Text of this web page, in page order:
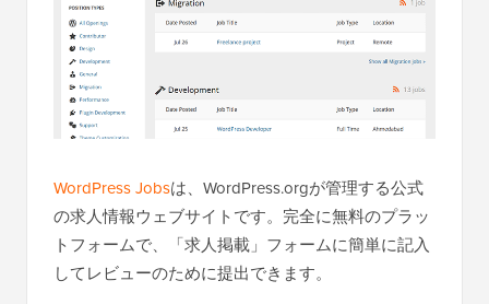
WordPress Jobsは、WordPress.orgが管理する公式
の求人情報ウェブサイトです。完全に無料のプラッ
トフォームで、「求人掲載」フォームに簡単に記入
してレビューのために提出できます。